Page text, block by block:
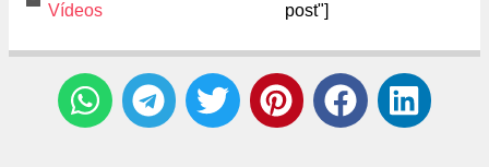
Vídeos
post"]